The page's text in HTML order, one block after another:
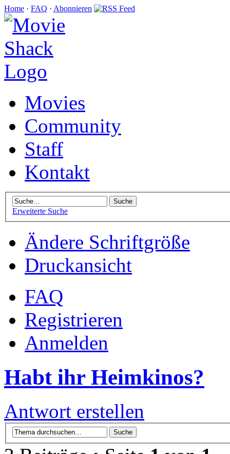
Home · FAQ · Abonnieren
Movies
Community
Staff
Kontakt
Erweiterte Suche
Ändere Schriftgröße
Druckansicht
FAQ
Registrieren
Anmelden
Habt ihr Heimkinos?
Antwort erstellen